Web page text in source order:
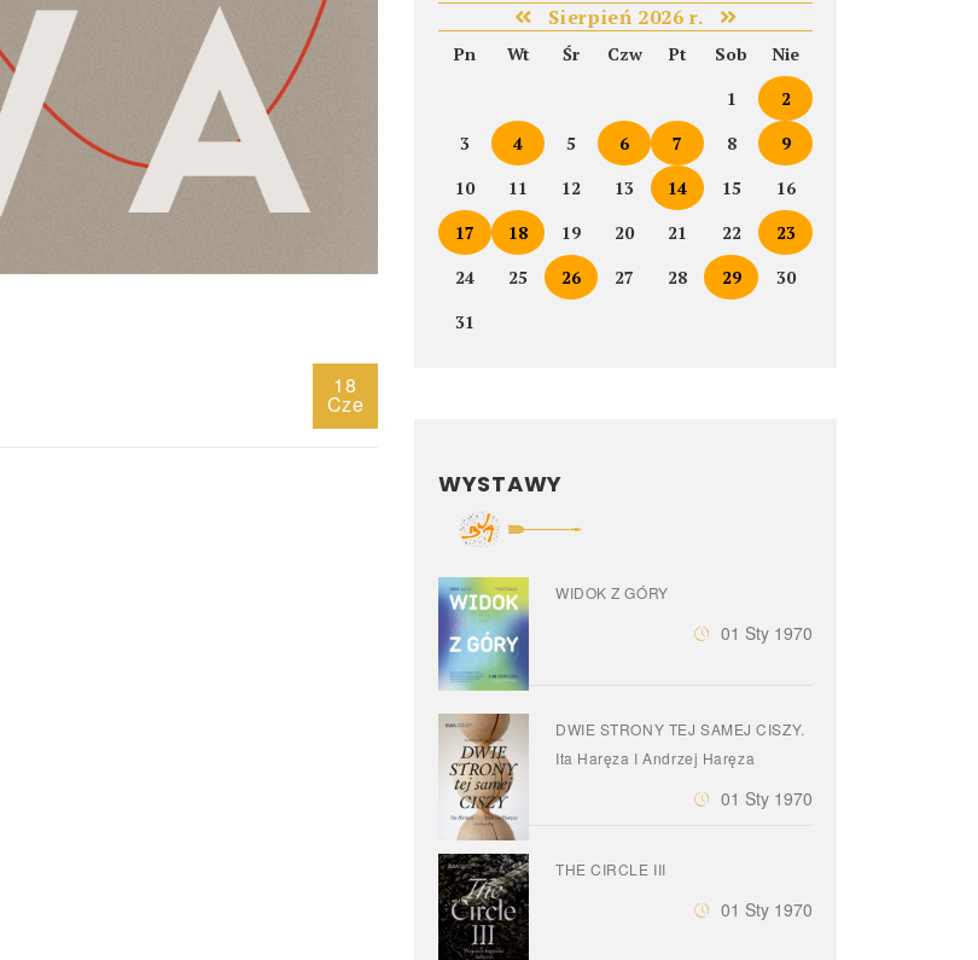
18
Cze
Sierpień 2026 r.
Pn Wt Śr Czw Pt Sob
Nie
1
2
3
4 5 6 7 8
9
10
11 12 13 14 15
16
17
18 19 20 21 22
23
24
25 26 27 28 29
30
31
WYSTAWY
WIDOK Z GÓRY
01 Sty 1970
DWIE STRONY TEJ SAMEJ CISZY.
Ita Haręza I Andrzej Haręza
01 Sty 1970
THE CIRCLE III
01 Sty 1970